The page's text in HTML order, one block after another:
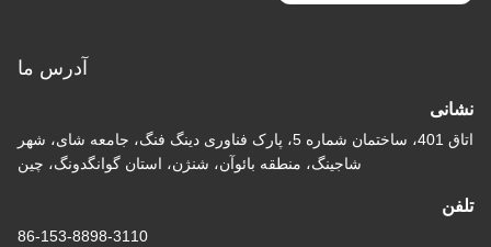
آدرس ما
نشانی
اتاق 401، ساختمان شماره 5، پارک فناوری دینگ فنگ، جامعه شای، شهر
شاجینگ، منطقه بائوآن، شنژن، استان گوانگدونگ، چین
تلفن
86-153-8898-3110